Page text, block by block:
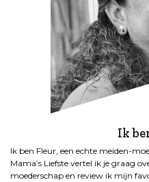
Ik
Ik ben Fleur, een echte meiden-
Mama’s Liefste vertel ik je graag
moederschap en review ik mijn